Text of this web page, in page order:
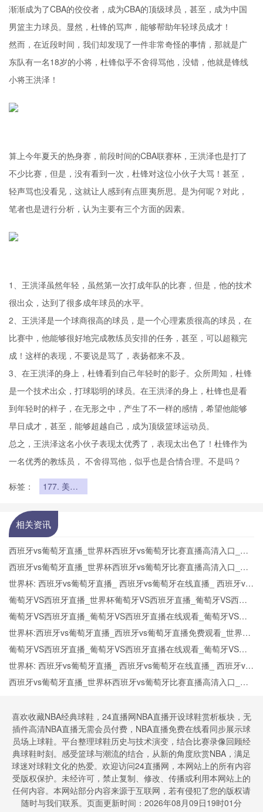
渐渐成为了CBA的佼佼者，成为CBA的顶级球员，甚至，成为中国
男篮主力球员。显然，杜锋的骂声，能够帮助年轻球员成才！
然而，在近段时间，我们却发现了一件非常奇怪的事情，那就是广
东队有一名18岁的小将，杜锋似乎不舍得骂他，没错，他就是锋线
小将王洪泽！
算上今年夏天的热身赛，前段时间的CBA联赛杯，王洪泽也是打了
不少比赛，但是，没有看到一次，杜锋对这位小伙子大骂！甚至，
轻声骂也没看见，这就让人感到有点匪夷所思。是为何呢？对此，
笔者也是进行分析，认为主要有三个方面的因素。
1、王洪泽虽然年轻，虽然第一次打成年队的比赛，但是，他的技术
很出众，达到了很多成年球员的水平。
2、王洪泽是一个球商很高的球员，是一个心理素质很高的球员，在
比赛中，他能够很好地完成教练员安排的任务，甚至，可以超额完
成！这样的表现，不要说是骂了，表扬都来不及。
3、在王洪泽的身上，杜锋看到自己年轻时的影子。众所周知，杜锋
是一个技术出众，打球聪明的球员。在王洪泽的身上，杜锋也是看
到年轻时的样子，在无形之中，产生了不一样的感情，希望他能够
早日成才，甚至，能够超越自己，成为顶级篮球运动员。
总之，王洪泽这名小伙子表现太优秀了，表现太出色了！杜锋作为
一名优秀的教练员， 不舍得骂他，似乎也是合情合理。不是吗？
标签：
177. 美加
洲9席中北
非与西非球
队的出线比
例
相关资讯
西班牙vs葡萄牙直播_世界杯西班牙vs葡萄牙比赛直播高清入口_西
班牙vs葡萄牙预测分析直播
西班牙vs葡萄牙直播_世界杯西班牙vs葡萄牙比赛直播高清入口_西
班牙vs葡萄牙预测分析直播
世界杯: 西班牙vs葡萄牙直播_ 西班牙vs葡萄牙在线直播_ 西班牙vs
葡萄牙CCTV5直播入口-24直播网
葡萄牙VS西班牙直播_世界杯葡萄牙VS西班牙直播_葡萄牙VS西班
牙在线高清直播
葡萄牙VS西班牙直播_葡萄牙VS西班牙直播在线观看_葡萄牙VS西
班牙实时全场直播入口
世界杯:西班牙vs葡萄牙直播_西班牙vs葡萄牙直播免费观看_世界杯
今日西班牙vs葡萄牙直播在线观看高清视频直播
葡萄牙VS西班牙直播_葡萄牙VS西班牙直播在线观看_葡萄牙VS西
班牙实时全场直播入口
世界杯: 西班牙vs葡萄牙直播_ 西班牙vs葡萄牙在线直播_ 西班牙vs
葡萄牙CCTV5直播入口-24直播网
西班牙vs葡萄牙直播_世界杯西班牙vs葡萄牙比赛直播高清入口_西
喜欢收藏NBA经典球鞋，24直播网NBA直播开设球鞋赏析板块，无
插件高清NBA直播无需会员付费，NBA直播免费在线看同步展示球
员场上球鞋。平台整理球鞋历史与技术演变，结合比赛录像回顾经
典球鞋时刻。感受篮球与潮流的结合，从新的角度欣赏NBA，满足
球迷对球鞋文化的热爱。欢迎访问24直播网，本网站上的所有内容
受版权保护。未经许可，禁止复制、修改、传播或利用本网站上的
任何内容。本网站部分内容来源于互联网，若有侵犯了您的版权请
随时与我们联系。页面更新时间：2026年08月09日19时01分